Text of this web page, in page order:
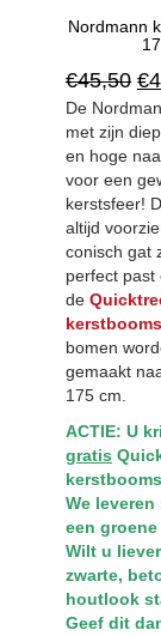
Nordmann
€45,50 €
De
met zijn
en hoge
voor een
kerstsfeer!
altijd
conisch gat
perfect past
de
bomen
gemaakt
175 cm.
ACTIE: U
gratis
We leveren
een
Wilt u
zwarte,
houtlook
Geef dit